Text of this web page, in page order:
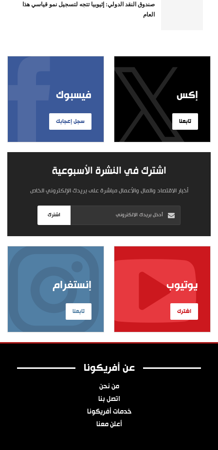
صندوق النقد الدولي: إثيوبيا تتجه لتسجيل نمو قياسي هذا
العام
فيسبوك
سجل إعجابك
إكس
تابعنا
اشترك في النشرة الأسبوعية
أخبار الاقتصاد والمال والأعمال مباشرة على بريدك الإلكتروني الخاص
اشترك
إنستغرام
تابعنا
يوتيوب
اشترك
عن أفريكونا
من نحن
اتصل بنا
خدمات أفريكونا
أعلن معنا